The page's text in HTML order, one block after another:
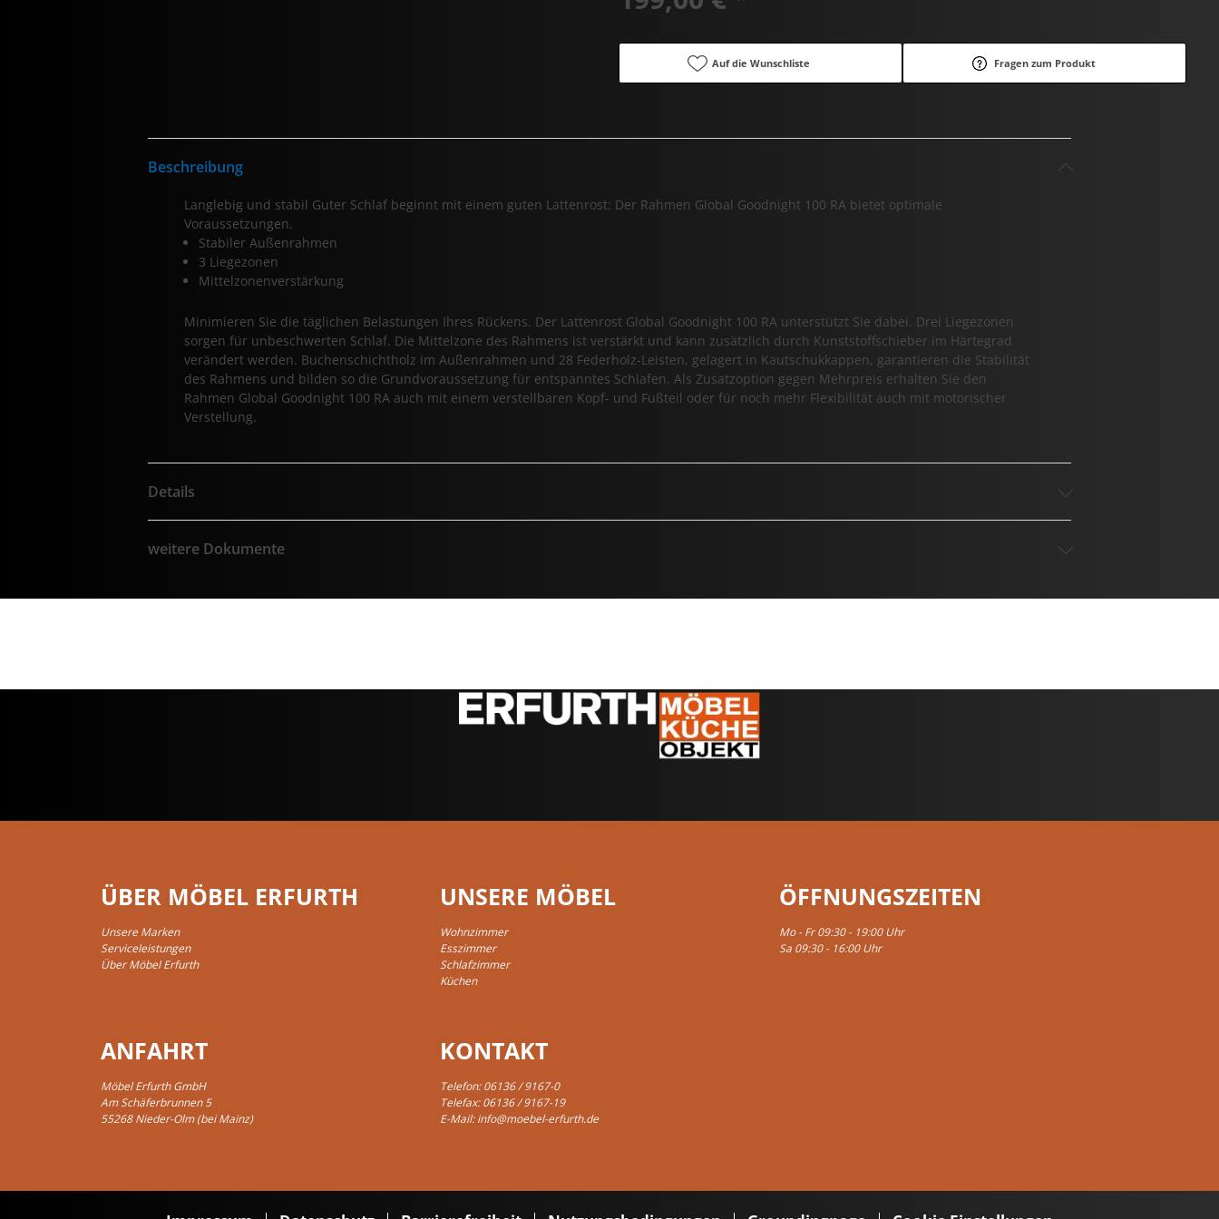
Auf die Wunschliste Fragen zum Produkt
Beschreibung
Langlebig und stabil Guter Schlaf beginnt mit einem guten Lattenrost: Der Rahmen Global Goodnight 100 RA bietet optimale
Voraussetzungen.
Stabiler Außenrahmen
3 Liegezonen
Mittelzonenverstärkung
Minimieren Sie die täglichen Belastungen Ihres Rückens. Der Lattenrost Global Goodnight 100 RA unterstützt Sie dabei. Drei Liegezonen
sorgen für unbeschwerten Schlaf. Die Mittelzone des Rahmens ist verstärkt und kann zusätzlich durch Kunststoffschieber im Härtegrad
verändert werden. Buchenschichtholz im Außenrahmen und 28 Federholz-Leisten, gelagert in Kautschukkappen, garantieren die Stabilität
des Rahmens und bilden so die Grundvoraussetzung für entspanntes Schlafen. Als Zusatzoption gegen Mehrpreis erhalten Sie den
Rahmen Global Goodnight 100 RA auch mit einem verstellbaren Kopf- und Fußteil oder für noch mehr Flexibilität auch mit motorischer
Verstellung.
Details
weitere Dokumente
ÜBER MÖBEL ERFURTH
Unsere Marken
Serviceleistungen
Über Möbel Erfurth
UNSERE MÖBEL
Wohnzimmer
Esszimmer
Schlafzimmer
Küchen
ÖFFNUNGSZEITEN
Mo - Fr 09:30 - 19:00 Uhr
Sa 09:30 - 16:00 Uhr
ANFAHRT
Möbel Erfurth GmbH
Am Schäferbrunnen 5
55268 Nieder-Olm (bei Mainz)
KONTAKT
Telefon:06136 / 9167-0
Telefax: 06136 / 9167-19
E-Mail:info@moebel-erfurth.de